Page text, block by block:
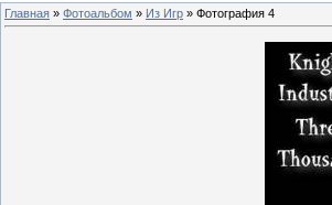
Главная » Фотоальбом » Из Игр » Фотография 4